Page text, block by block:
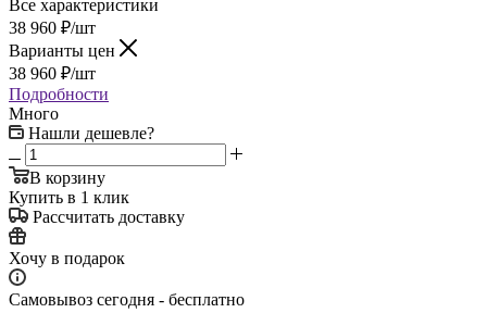
Все характеристики
38 960 ₽/шт
Варианты цен
38 960 ₽/шт
Подробности
Много
Нашли дешевле?
В корзину
Купить в 1 клик
Рассчитать доставку
Хочу в подарок
Самовывоз сегодня - бесплатно